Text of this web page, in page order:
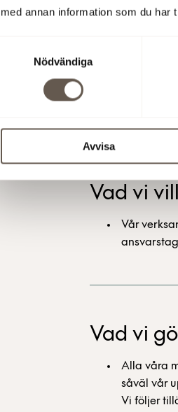
med annan information som du har
Nödvändiga
Avvisa
Genom
Vad vi
Vår
Vad vi
Alla våra
såväl vår
Vi följer